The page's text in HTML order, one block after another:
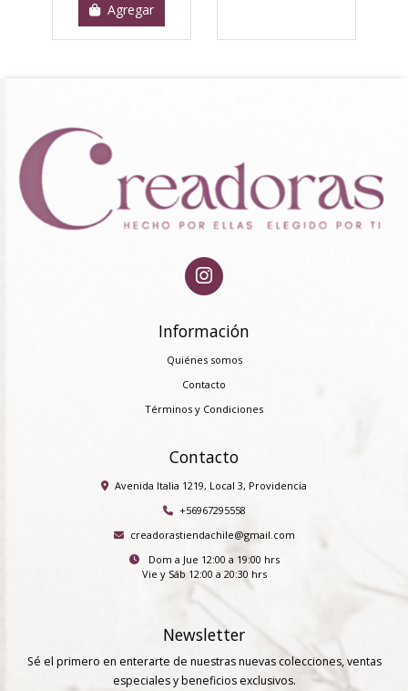
Agregar
Información
Quiénes somos
Contacto
Términos y Condiciones
Contacto
Avenida Italia 1219, Local 3, Providencia
+56967295558
creadorastiendachile@gmail.com
Dom a Jue 12:00 a 19:00 hrs
Vie y Sáb 12:00 a 20:30 hrs
Newsletter
Sé el primero en enterarte de nuestras nuevas colecciones, ventas
especiales y beneficios exclusivos.